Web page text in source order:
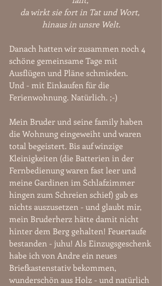
da wirkt sie fort in Tat und Wort,
hinaus in unsre Welt.
Danach hatten wir zusammen noch 4
schöne gemeinsame Tage mit
Ausflügen und Pläne schmieden.
Und - mit Einkaufen für die
Ferienwohnung. Natürlich. ;-)
Mein Bruder und seine family haben
die Wohnung eingeweiht und waren
total begeistert. Bis auf winzige
Kleinigkeiten (die Batterien in der
Fernbedienung waren fast leer und
meine Gardinen im Schlafzimmer
hingen zum Schreien schief) gab es
nichts auszusetzen - und glaubt mir,
mein Bruderherz hätte damit nicht
hinter dem Berg gehalten! Feuertaufe
bestanden - juhu! Als Einzugsgeschenk
habe ich von Andre ein neues
Briefkastenstativ bekommen,
wunderschön aus Holz - und natürlich